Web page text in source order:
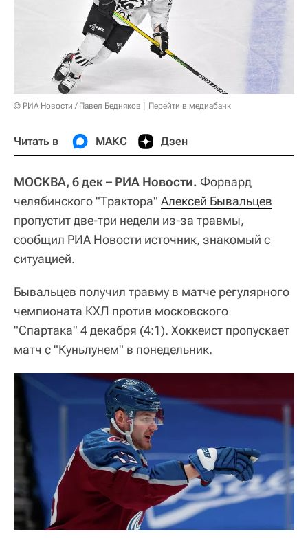
© РИА Новости / Павел Бедняков Перейти в медиабанк
Читать в МАКС Дзен
МОСКВА, 6 дек – РИА Новости. Форвард
челябинского "Трактора" Алексей Бывальцев
пропустит две-три недели из-за травмы,
сообщил РИА Новости источник, знакомый с
ситуацией.
Бывальцев получил травму в матче регулярного
чемпионата КХЛ против московского
"Спартака" 4 декабря (4:1). Хоккеист пропускает
матч с "Куньлунем" в понедельник.